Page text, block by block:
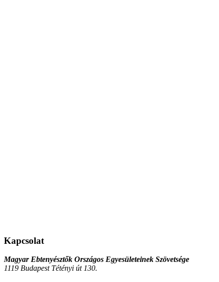
Kapcsolat
Magyar Ebtenyésztők Országos Egyesületeinek Szövetsége
1119 Budapest Tétényi út 130.